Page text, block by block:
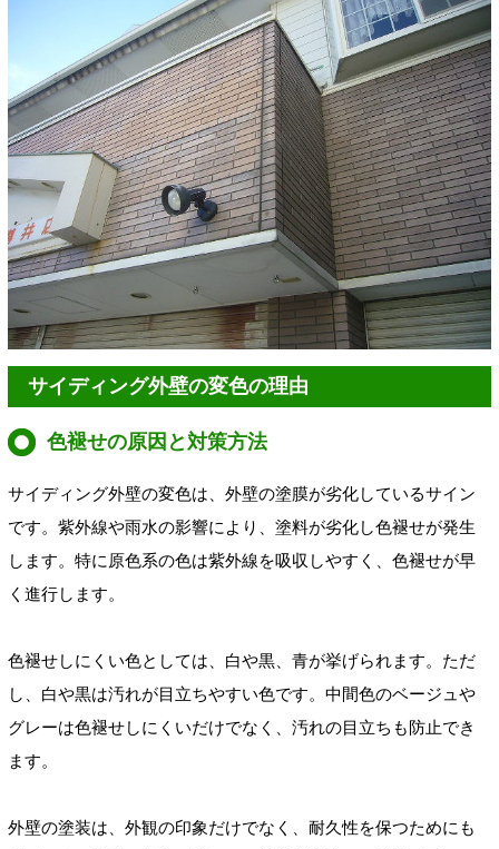
サイディング外壁の変色の理由
色褪せの原因と対策方法
サイディング外壁の変色は、外壁の塗膜が劣化しているサイン
です。紫外線や雨水の影響により、塗料が劣化し色褪せが発生
します。特に原色系の色は紫外線を吸収しやすく、色褪せが早
く進行します。
色褪せしにくい色としては、白や黒、青が挙げられます。ただ
し、白や黒は汚れが目立ちやすい色です。中間色のベージュや
グレーは色褪せしにくいだけでなく、汚れの目立ちも防止でき
ます。
外壁の塗装は、外観の印象だけでなく、耐久性を保つためにも